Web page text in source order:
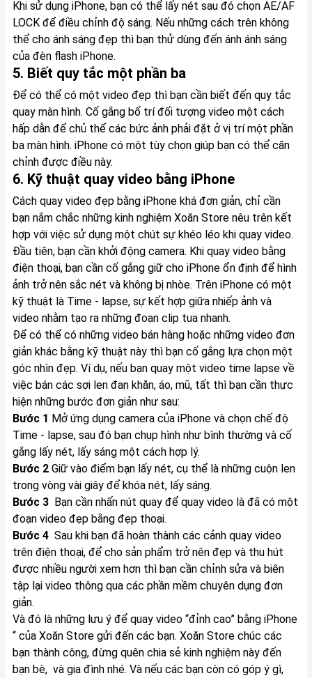
Khi sử dụng iPhone, bạn có thể lấy nét sau đó chọn AE/AF
LOCK để điều chỉnh độ sáng. Nếu những cách trên không
thể cho ánh sáng đẹp thì bạn thử dùng đến ánh ánh sáng
của đèn flash iPhone.
5. Biết quy tắc một phần ba
Để có thể có một video đẹp thì bạn cần biết đến quy tắc
quay màn hình. Cố gắng bố trí đối tượng video một cách
hấp dẫn để chủ thể các bức ảnh phải đặt ở vị trí một phần
ba màn hình. iPhone có một tùy chọn giúp bạn có thể căn
chỉnh được điều này.
6. Kỹ thuật quay video bằng iPhone
Cách quay video đẹp bằng iPhone khá đơn giản, chỉ cần
bạn nắm chắc những kinh nghiệm Xoăn Store nêu trên kết
hợp với việc sử dụng một chút sự khéo léo khi quay video.
Đầu tiên, bạn cần khởi động camera. Khi quay video bằng
điện thoại, bạn cần cố gắng giữ cho iPhone ổn định để hình
ảnh trở nên sắc nét và không bị nhòe. Trên iPhone có một
kỹ thuật là Time - lapse, sự kết hợp giữa nhiếp ảnh và
video nhằm tạo ra những đoạn clip tua nhanh.
Để có thể có những video bán hàng hoặc những video đơn
giản khác bằng kỹ thuật này thì bạn cố gắng lựa chọn một
góc nhìn đẹp. Ví dụ, nếu bạn quay một video time lapse về
việc bán các sợi len đan khăn, áo, mũ, tất thì bạn cần thực
hiện những bước đơn giản như sau:
Bước 1 Mở ứng dụng camera của iPhone và chọn chế độ
Time - lapse, sau đó bạn chụp hình như bình thường và cố
gắng lấy nét, lấy sáng một cách hợp lý.
Bước 2Giữ vào điểm bạn lấy nét, cụ thể là những cuộn len
trong vòng vài giây để khóa nét, lấy sáng.
Bước 3Bạn cần nhấn nút quay để quay video là đã có một
đoạn video đẹp bằng đẹp thoại.
Bước 4Sau khi bạn đã hoàn thành các cảnh quay video
trên điện thoại, để cho sản phẩm trở nên đẹp và thu hút
được nhiều người xem hơn thì bạn cần chỉnh sửa và biên
tập lại video thông qua các phần mềm chuyên dụng đơn
giản.
Và đó là những lưu ý để quay video “đỉnh cao” bằng iPhone
“ của Xoăn Store gửi đến các bạn. Xoăn Store chúc các
bạn thành công, đừng quên chia sẻ kinh nghiệm này đến
bạn bè, và gia đình nhé. Và nếu các bạn còn có góp ý gì,